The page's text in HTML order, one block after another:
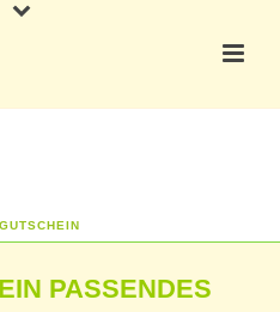
GUTSCHEIN
PASSENDES